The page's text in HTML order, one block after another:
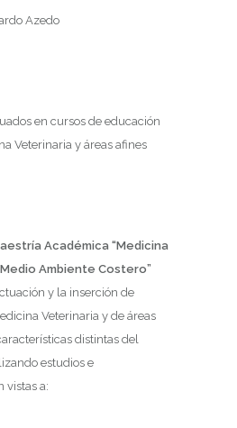
Azedo
en cursos de educación
Veterinaria y áreas afines
Académica “Medicina
Ambiente Costero”
y la inserción de
Veterinaria y de áreas
distintas del
estudios e
vistas a: